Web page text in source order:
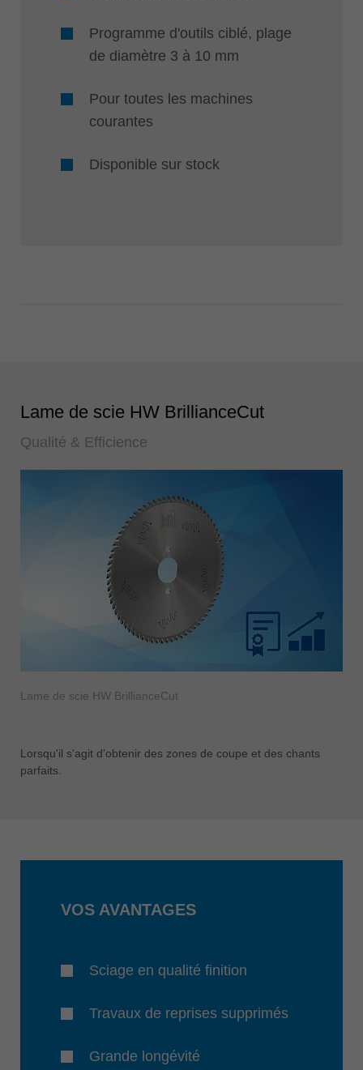
Programme d'outils ciblé, plage
de diamètre 3 à 10 mm
Pour toutes les machines
courantes
Disponible sur stock
Lame de scie HW BrillianceCut
Qualité & Efficience
Lame de scie HW BrillianceCut
Lorsqu'il s'agit d'obtenir des zones de coupe et des chants
parfaits.
VOS AVANTAGES
Sciage en qualité finition
Travaux de reprises supprimés
Grande longévité